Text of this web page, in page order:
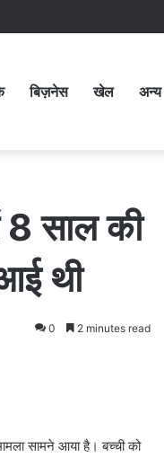
बिज़नेस खेल अन्य
8 साल की
थी
0 2 minutes read
सामने आया है। बच्ची को